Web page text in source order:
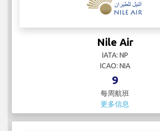
Nile Air
IATA: NP
ICAO: NIA
9
每周航班
更多信息